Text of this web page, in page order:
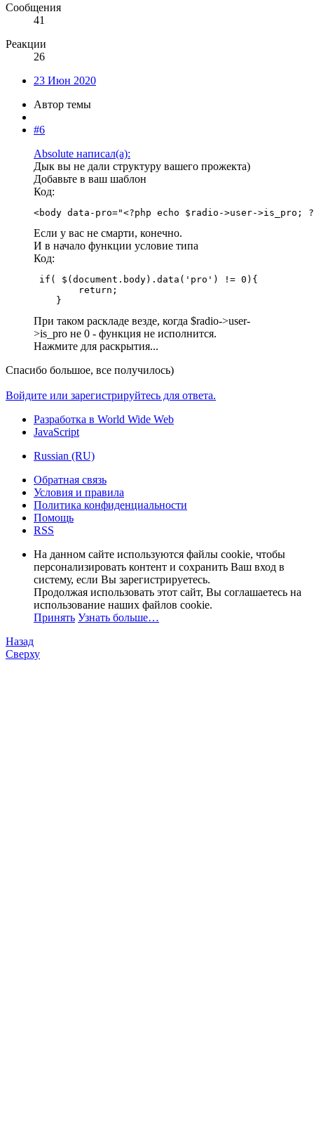
Сообщения
41
Реакции
26
23 Июн 2020
Автор темы
#6
Absolute написал(а):
Дык вы не дали структуру вашего прожекта)
Добавьте в ваш шаблон
Код:
<body data-pro="<?php echo $radio->user->is_pro;
Если у вас не смарти, конечно.
И в начало функции условие типа
Код:
if( $(document.body).data('pro') != 0){
        return;
    }
При таком раскладе везде, когда $radio->user-
>is_pro не 0 - функция не исполнится.
Нажмите для раскрытия...
Спасибо большое, все получилось)
Войдите или зарегистрируйтесь для ответа.
Разработка в World Wide Web
JavaScript
Russian (RU)
Обратная связь
Условия и правила
Политика конфиденциальности
Помощь
RSS
На данном сайте используются файлы cookie, чтобы
персонализировать контент и сохранить Ваш вход в
систему, если Вы зарегистрируетесь.
Продолжая использовать этот сайт, Вы соглашаетесь на
использование наших файлов cookie.
Принять Узнать больше…
Назад
Сверху